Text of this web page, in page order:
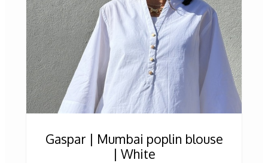
Gaspar | Mumbai poplin blouse
| White